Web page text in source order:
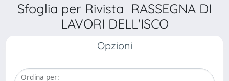
Sfoglia per Rivista RASSEGNA DI
LAVORI DELL'ISCO
Opzioni
Ordina per: